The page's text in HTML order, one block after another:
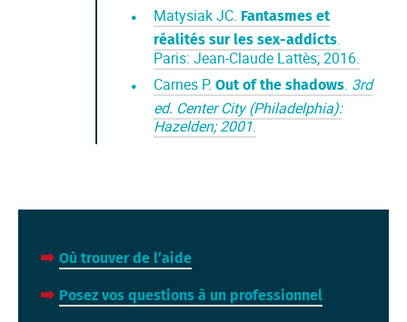
Matysiak JC. Fantasmes et
réalités sur les sex-addicts.
Paris: Jean-Claude Lattès; 2016.
Carnes P.Out of the shadows. 3rd
ed. Center City (Philadelphia):
Hazelden; 2001.
Où trouver de l’aide
Posez vos questions à un professionnel